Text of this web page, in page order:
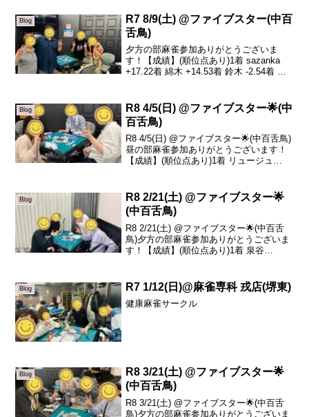
Blog
R7 8/9(土) @ファイブスター(中百
舌鳥)
夕方の部麻雀参加ありがとうございま
す！【成績】(順位点あり)1着 sazanka
+17.22着 綿木 +14.53着 鈴木 -2.54着 山
逆転条件満たし...
Blog
R8 4/5(日) @ファイブスター🌟(中
百舌鳥)
R8 4/5(日) @ファイブスター🌟(中百舌鳥)
昼の部麻雀参加ありがとうございます！
【成績】(順位点あり)1着 リュージュ
はリュー...
Blog
R8 2/21(土) @ファイブスター🌟
(中百舌鳥)
R8 2/21(土) @ファイブスター🌟(中百舌
鳥)夕方の部麻雀参加ありがとうございま
す！【成績】(順位点あり)1着 泉谷
タルトップは...
Blog R7 1/12(日)@麻雀専科 戎店(堺東)
健康麻雀サークル
Blog
R8 3/21(土) @ファイブスター🌟
(中百舌鳥)
R8 3/21(土) @ファイブスター🌟(中百舌
鳥)夕方の部麻雀参加ありがとうございま